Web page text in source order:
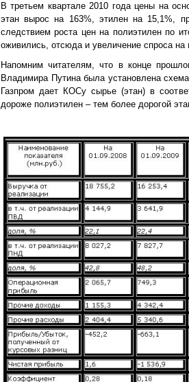
В третьем квартале 2010 года цены на
этан вырос на 163%, этилен на 15,1%,
следствием роста цен на полиэтилен по
оживились, отсюда и увеличение спроса
Напомним читателям, что в конце
Владимира Путинабыла установлена
Газпром дает КОСу сырье (этан) в
дороже полиэтилен – тем более дорогой